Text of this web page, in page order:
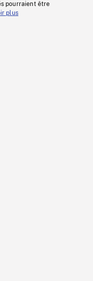
pourraient être
plus